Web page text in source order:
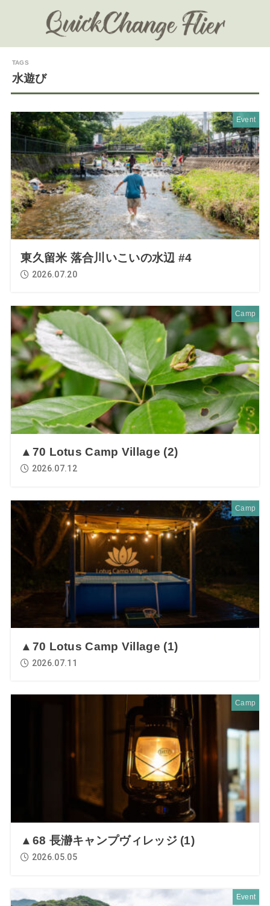
水遊び
Event
東久留米 落合川いこいの水辺 #4
2026.07.20
Camp
▲70 Lotus Camp Village (2)
2026.07.12
Camp
▲70 Lotus Camp Village (1)
2026.07.11
Camp
▲68 長瀞キャンプヴィレッジ (1)
2026.05.05
Event